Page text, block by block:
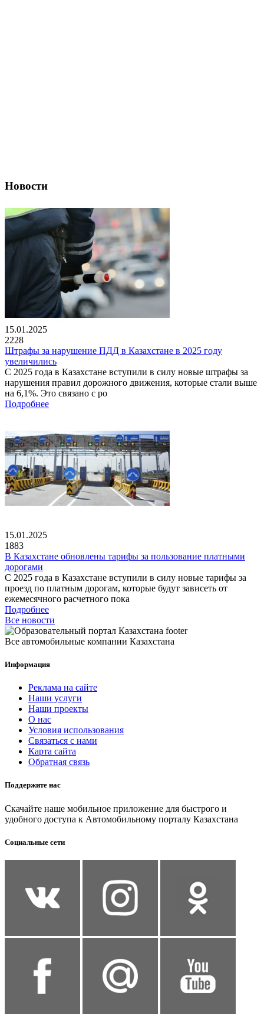
Новости
15.01.2025
2228
Штрафы за нарушение ПДД в Казахстане в 2025 году
увеличились
С 2025 года в Казахстане вступили в силу новые штрафы за
нарушения правил дорожного движения, которые стали выше
на 6,1%. Это связано с ро
Подробнее
15.01.2025
1883
В Казахстане обновлены тарифы за пользование платными
дорогами
С 2025 года в Казахстане вступили в силу новые тарифы за
проезд по платным дорогам, которые будут зависеть от
ежемесячного расчетного пока
Подробнее
Все новости
Все автомобильные компании Казахстана
Информация
Реклама на сайте
Наши услуги
Наши проекты
О нас
Условия использования
Связаться с нами
Карта сайта
Обратная связь
Поддержите нас
Скачайте наше мобильное приложение для быстрого и
удобного доступа к Автомобильному порталу Казахстана
Социальные сети